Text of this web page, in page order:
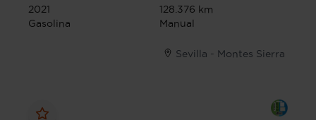
2021
128.376 km
Gasolina
Manual
Sevilla - Montes Sierra